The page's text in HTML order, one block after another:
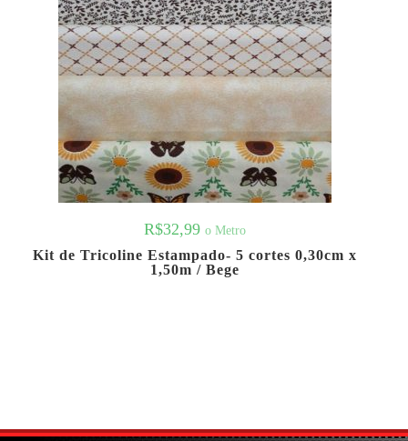
R$32,99 o Metro
Kit de Tricoline Estampado- 5 cortes 0,30cm x
1,50m / Bege